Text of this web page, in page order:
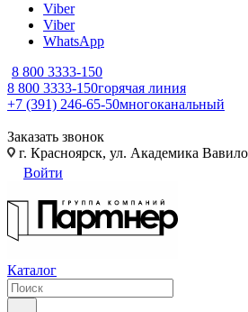
Viber
Viber
WhatsApp
8 800 3333-150
8 800 3333-150горячая линия
+7 (391) 246-65-50многоканальный
Заказать звонок
г. Красноярск, ул. Академика
Войти
Каталог